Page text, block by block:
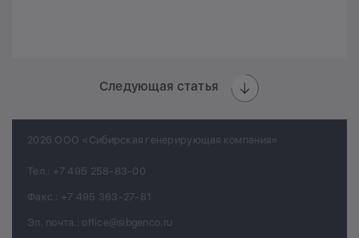
Следующая статья
2026 ООО «Сибирская генерирующая компания»
Тел.: +7 495 258-83-00
Факс.: +7 495 363-27-81
Эл. почта.: office@sibgenco.ru